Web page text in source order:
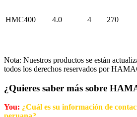
HMC400 4.0 4 270
Nota: Nuestros productos se están
todos los derechos reservados por
¿Quieres saber más sobre
You: ¿Cuál es su información de